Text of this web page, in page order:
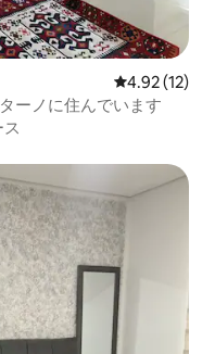
レビュー12
4.92 (12)
ーノに住んでいます